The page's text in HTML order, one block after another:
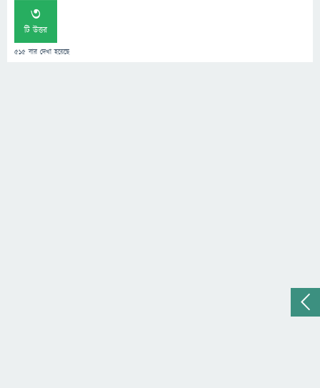
3
টি উত্তর
515 বার দেখা হয়েছে